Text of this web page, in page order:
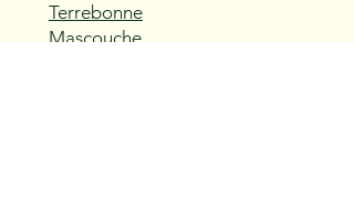
Terrebonne
Mascouche